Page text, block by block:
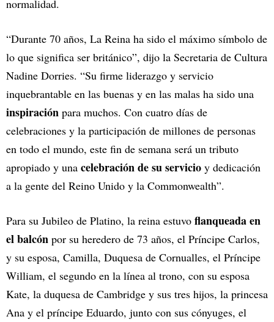
normalidad.
“Durante 70 años, La Reina ha sido el máximo símbolo de
lo que significa ser británico”, dijo la Secretaria de Cultura
Nadine Dorries. “Su firme liderazgo y servicio
inquebrantable en las buenas y en las malas ha sido una
inspiración para muchos. Con cuatro días de
celebraciones y la participación de millones de personas
en todo el mundo, este fin de semana será un tributo
apropiado y una celebración de su servicio y dedicación
a la gente del Reino Unido y la Commonwealth”.
Para su Jubileo de Platino, la reina estuvo flanqueada en
el balcón por su heredero de 73 años, el Príncipe Carlos,
y su esposa, Camilla, Duquesa de Cornualles, el Príncipe
William, el segundo en la línea al trono, con su esposa
Kate, la duquesa de Cambridge y sus tres hijos, la princesa
Ana y el príncipe Eduardo, junto con sus cónyuges, el